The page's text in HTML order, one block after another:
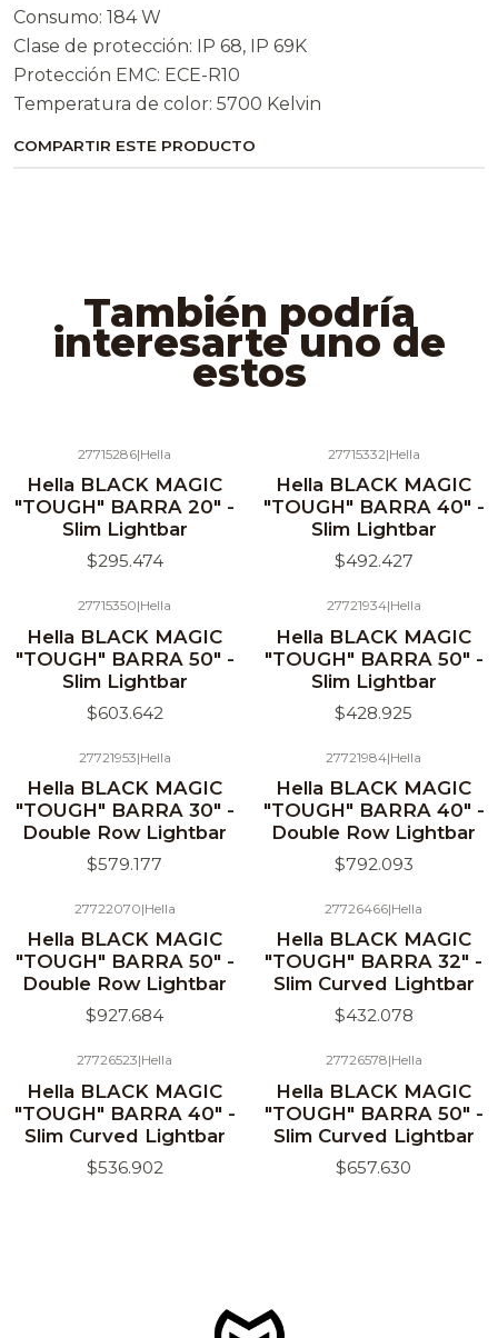
Consumo: 184 W
Clase de protección: IP 68, IP 69K
Protección EMC: ECE-R10
Temperatura de color: 5700 Kelvin
COMPARTIR ESTE PRODUCTO
También podría
interesarte uno de
estos
27715286|Hella
Hella BLACK MAGIC
"TOUGH" BARRA 20" -
Slim Lightbar
$295.474
27715332|Hella
Hella BLACK MAGIC
"TOUGH" BARRA 40" -
Slim Lightbar
$492.427
27715350|Hella
Hella BLACK MAGIC
"TOUGH" BARRA 50" -
Slim Lightbar
$603.642
27721934|Hella
Hella BLACK MAGIC
"TOUGH" BARRA 50" -
Slim Lightbar
$428.925
27721953|Hella
Hella BLACK MAGIC
"TOUGH" BARRA 30" -
Double Row Lightbar
$579.177
27721984|Hella
Hella BLACK MAGIC
"TOUGH" BARRA 40" -
Double Row Lightbar
$792.093
27722070|Hella
Hella BLACK MAGIC
"TOUGH" BARRA 50" -
Double Row Lightbar
$927.684
27726466|Hella
Hella BLACK MAGIC
"TOUGH" BARRA 32" -
Slim Curved Lightbar
$432.078
27726523|Hella
Hella BLACK MAGIC
"TOUGH" BARRA 40" -
Slim Curved Lightbar
$536.902
27726578|Hella
Hella BLACK MAGIC
"TOUGH" BARRA 50" -
Slim Curved Lightbar
$657.630